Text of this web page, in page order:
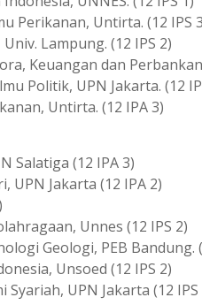
Perikanan, Untirta. (12 IPS
Lampung. (12 IPS 2)
Keuangan dan
Politik, UPN Jakarta. (12
Untirta. (12 IPA 3)
Salatiga (12 IPA 3)
UPN Jakarta (12 IPA 2)
Unnes (12 IPS 2)
Geologi, PEB Bandung.
Unsoed (12 IPS 2)
UPN Jakarta (12 IPS